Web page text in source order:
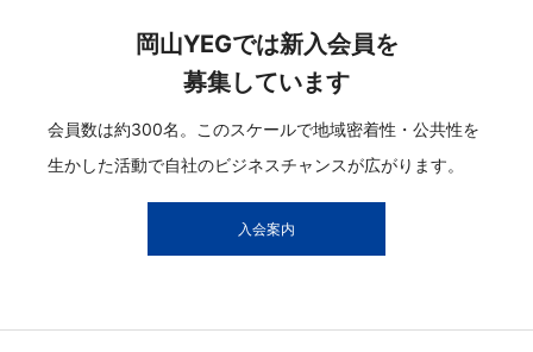
岡山YEGでは新入会員を
募集しています
会員数は約300名。このスケールで地域密着性・公共性を
生かした活動で自社のビジネスチャンスが広がります。
入会案内